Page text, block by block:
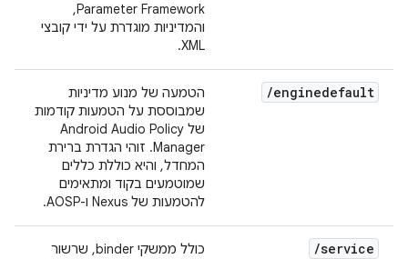
Parameter Framework,
והמדיניות מוגדרת על ידי קובצי
XML.
/enginedefault
הטמעה של מנוע מדיניות
שמבוססת על הטמעות קודמות
של Android Audio Policy
Manager. זוהי הגדרת ברירת
המחדל, והיא כוללת כללים
שמוטמעים בקוד ומתאימים
להטמעות של Nexus ו-AOSP.
/service
כולל ממשקי binder, שרשור